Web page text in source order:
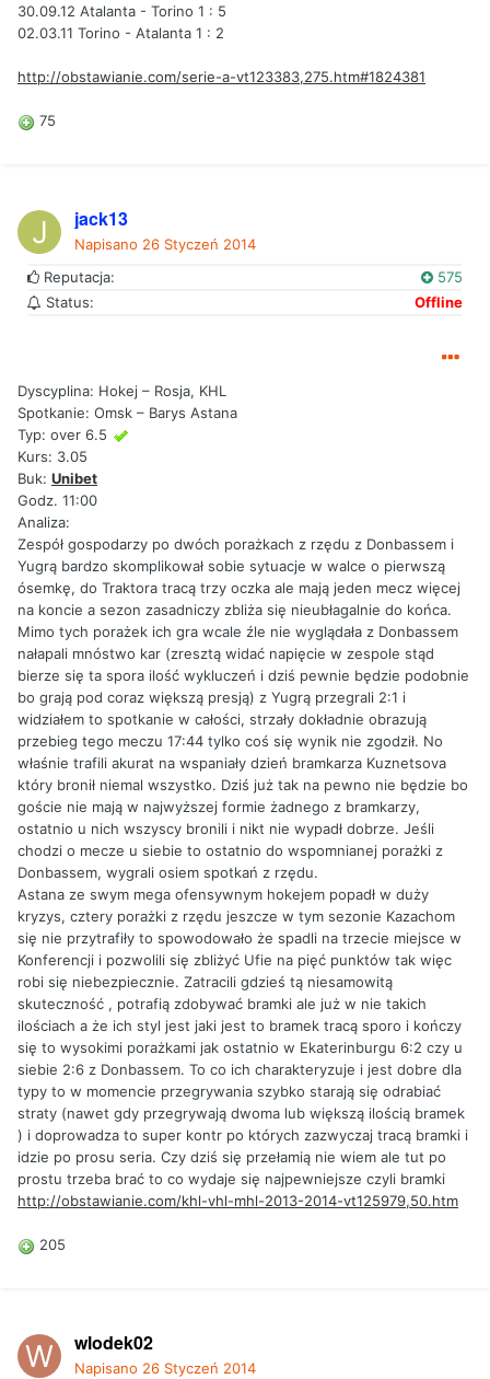
30.09.12 Atalanta - Torino 1 : 5
02.03.11 Torino - Atalanta 1 : 2
http://obstawianie.com/serie-a-vt123383,275.htm#1824381
75
jack13
Napisano 26 Styczeń 2014
Reputacja:
575
Status:
Offline
Dyscyplina: Hokej – Rosja, KHL
Spotkanie: Omsk – Barys Astana
Typ: over 6.5
Kurs: 3.05
Buk: Unibet
Godz. 11:00
Analiza:
Zespół gospodarzy po dwóch porażkach z rzędu z Donbassem i
Yugrą bardzo skomplikował sobie sytuacje w walce o pierwszą
ósemkę, do Traktora tracą trzy oczka ale mają jeden mecz więcej
na koncie a sezon zasadniczy zbliża się nieubłagalnie do końca.
Mimo tych porażek ich gra wcale źle nie wyglądała z Donbassem
nałapali mnóstwo kar (zresztą widać napięcie w zespole stąd
bierze się ta spora ilość wykluczeń i dziś pewnie będzie podobnie
bo grają pod coraz większą presją) z Yugrą przegrali 2:1 i
widziałem to spotkanie w całości, strzały dokładnie obrazują
przebieg tego meczu 17:44 tylko coś się wynik nie zgodził. No
właśnie trafili akurat na wspaniały dzień bramkarza Kuznetsova
który bronił niemal wszystko. Dziś już tak na pewno nie będzie bo
goście nie mają w najwyższej formie żadnego z bramkarzy,
ostatnio u nich wszyscy bronili i nikt nie wypadł dobrze. Jeśli
chodzi o mecze u siebie to ostatnio do wspomnianej porażki z
Donbassem, wygrali osiem spotkań z rzędu.
Astana ze swym mega ofensywnym hokejem popadł w duży
kryzys, cztery porażki z rzędu jeszcze w tym sezonie Kazachom
się nie przytrafiły to spowodowało że spadli na trzecie miejsce w
Konferencji i pozwolili się zbliżyć Ufie na pięć punktów tak więc
robi się niebezpiecznie. Zatracili gdzieś tą niesamowitą
skuteczność , potrafią zdobywać bramki ale już w nie takich
ilościach a że ich styl jest jaki jest to bramek tracą sporo i kończy
się to wysokimi porażkami jak ostatnio w Ekaterinburgu 6:2 czy u
siebie 2:6 z Donbassem. To co ich charakteryzuje i jest dobre dla
typy to w momencie przegrywania szybko starają się odrabiać
straty (nawet gdy przegrywają dwoma lub większą ilością bramek
) i doprowadza to super kontr po których zazwyczaj tracą bramki i
idzie po prosu seria. Czy dziś się przełamią nie wiem ale tut po
prostu trzeba brać to co wydaje się najpewniejsze czyli bramki
http://obstawianie.com/khl-vhl-mhl-2013-2014-vt125979,50.htm
205
wlodek02
Napisano 26 Styczeń 2014